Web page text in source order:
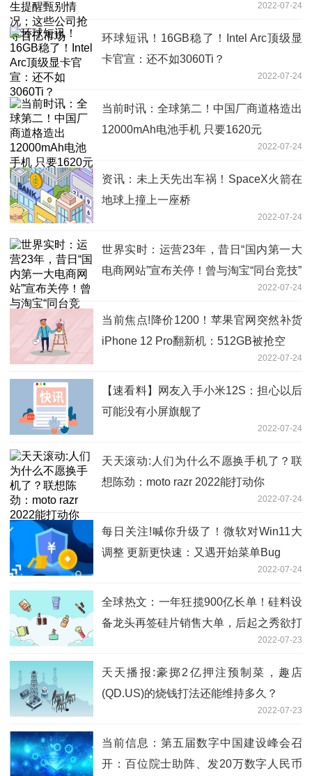
2022-07-24
环球短讯！16GB稳了！Intel Arc顶级显
卡官宣：还不如3060Ti？
2022-07-24
当前时讯：全球第二！中国厂商道格造出
12000mAh电池手机 只要1620元
2022-07-24
资讯：未上天先出车祸！SpaceX火箭在
地球上撞上一座桥
2022-07-24
世界实时：运营23年，昔日“国内第一大
电商网站”宣布关停！曾与淘宝“同台竞技”
2022-07-24
当前焦点!降价1200！苹果官网突然补货
iPhone 12 Pro翻新机：512GB被抢空
2022-07-24
【速看料】网友入手小米12S：担心以后
可能没有小屏旗舰了
2022-07-24
天天滚动:人们为什么不愿换手机了？联
想陈劲：moto razr 2022能打动你
2022-07-24
每日关注!喊你升级了！微软对Win11大
调整 更新更快速：又遇开始菜单Bug
2022-07-24
全球热文：一年狂揽900亿长单！硅料设
备龙头再签硅片销售大单，后起之秀欲打
2022-07-23
天天播报:豪掷2亿押注预制菜，趣店
(QD.US)的烧钱打法还能维持多久？
2022-07-23
当前信息：第五届数字中国建设峰会召
开：百位院士助阵、发20万数字人民币